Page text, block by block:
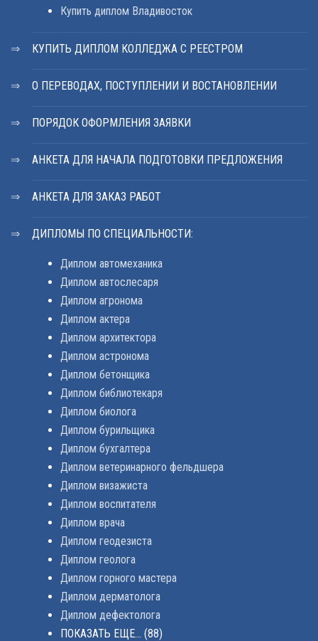
Купить диплом Владивосток
КУПИТЬ ДИПЛОМ КОЛЛЕДЖА С РЕЕСТРОМ
О ПЕРЕВОДАХ, ПОСТУПЛЕНИИ И ВОСТАНОВЛЕНИИ
ПОРЯДОК ОФОРМЛЕНИЯ ЗАЯВКИ
АНКЕТА ДЛЯ НАЧАЛА ПОДГОТОВКИ ПРЕДЛОЖЕНИЯ
АНКЕТА ДЛЯ ЗАКАЗ РАБОТ
ДИПЛОМЫ ПО СПЕЦИАЛЬНОСТИ:
Диплом автомеханика
Диплом автослесаря
Диплом агронома
Диплом актера
Диплом архитектора
Диплом астронома
Диплом бетонщика
Диплом библиотекаря
Диплом биолога
Диплом бурильщика
Диплом бухгалтера
Диплом ветеринарного фельдшера
Диплом визажиста
Диплом воспитателя
Диплом врача
Диплом геодезиста
Диплом геолога
Диплом горного мастера
Диплом дерматолога
Диплом дефектолога
ПОКАЗАТЬ ЕЩЕ... (88)